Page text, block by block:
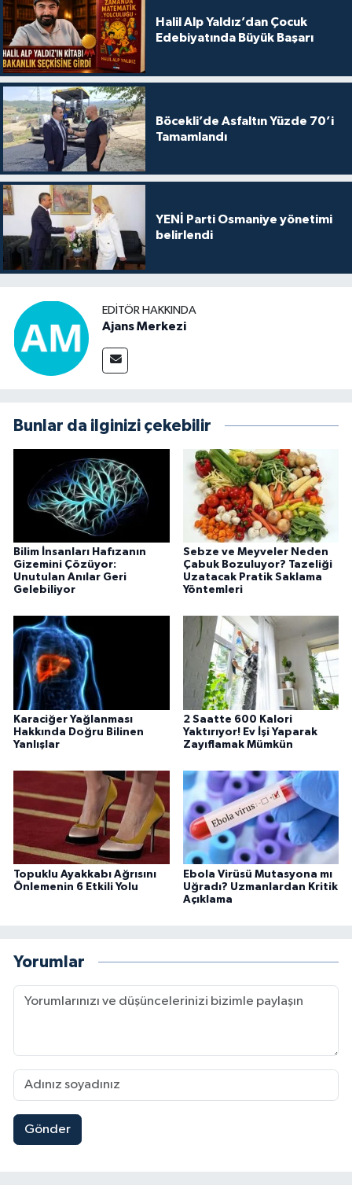
Halil Alp Yaldız’dan Çocuk
Edebiyatında Büyük Başarı
Böcekli’de Asfaltın Yüzde 70’i
Tamamlandı
YENİ Parti Osmaniye yönetimi
belirlendi
EDITÖR HAKKINDA
Ajans Merkezi
Bunlar da ilginizi çekebilir
Bilim İnsanları Hafızanın
Gizemini Çözüyor:
Unutulan Anılar Geri
Gelebiliyor
Sebze ve Meyveler Neden
Çabuk Bozuluyor? Tazeliği
Uzatacak Pratik Saklama
Yöntemleri
Karaciğer Yağlanması
Hakkında Doğru Bilinen
Yanlışlar
2 Saatte 600 Kalori
Yaktırıyor! Ev İşi Yaparak
Zayıflamak Mümkün
Topuklu Ayakkabı Ağrısını
Önlemenin 6 Etkili Yolu
Ebola Virüsü Mutasyona mı
Uğradı? Uzmanlardan Kritik
Açıklama
Yorumlar
Gönder